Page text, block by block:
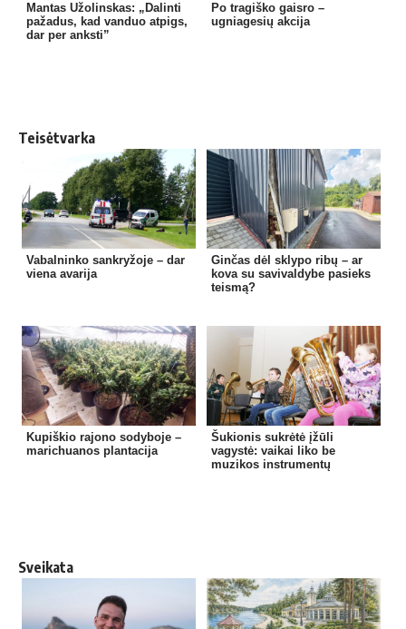
Mantas Užolinskas: „Dalinti
pažadus, kad vanduo atpigs,
dar per anksti”
Po tragiško gaisro –
ugniagesių akcija
Teisėtvarka
Vabalninko sankryžoje – dar
viena avarija
Ginčas dėl sklypo ribų – ar
kova su savivaldybe pasieks
teismą?
Kupiškio rajono sodyboje –
marichuanos plantacija
Šukionis sukrėtė įžūli
vagystė: vaikai liko be
muzikos instrumentų
Sveikata